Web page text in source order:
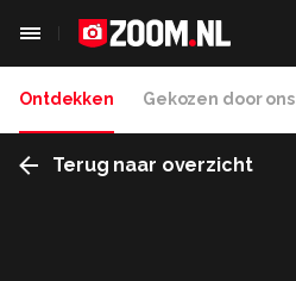
Ontdekken Gekozen door ons
Terug naar overzicht